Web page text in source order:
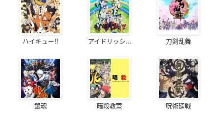
ハイキュー!! アイドリッシ... 刀剣乱舞
銀魂 暗殺教室 呪術廻戦